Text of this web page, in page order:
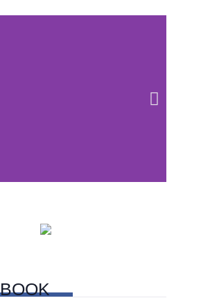
en la CDMX